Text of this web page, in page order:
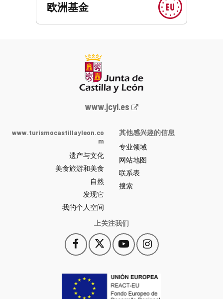
欧洲基金
Junta
y
León
网
站
门
户
-
www.jcyl.es
www.turismocastillayleon.co
m
遗产与文化
美食旅游和美食
自然
发现它
我的个人空间
其他感兴趣的信息
专业领域
网站地图
联系表
搜索
上关注我们
Facebook
此
链
会
打
此
链
YouTube
此
链
会
打
Instagram
此
链
会